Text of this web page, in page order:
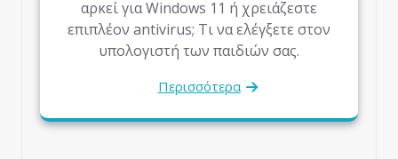
αρκεί για Windows 11 ή χρειάζεστε
επιπλέον antivirus; Τι να ελέγξετε στον
υπολογιστή των παιδιών σας.
Περισσότερα